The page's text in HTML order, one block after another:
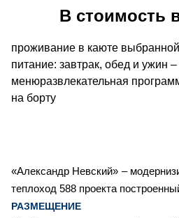
«Александр Невский» –
теплоход 588 проекта
РАЗМЕЩЕНИЕ
В стоимость
проживание в каюте
питание: завтрак, обед и ужин
менюразвлекательная
на борту